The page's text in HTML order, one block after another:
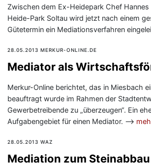
Zwischen dem Ex-Heidepark Chef Hannes
Heide-Park Soltau wird jetzt nach einem
Gütetermin ein Mediationsverfahren
28.05.2013 MERKUR-ONLINE.DE
Mediator als
Merkur-Online berichtet, das in Miesbach
beauftragt wurde im Rahmen der
Gewerbetreibende zu „überzeugen“. Ein
Aufgabengebiet für einen Mediator. —>
28.05.2013 WAZ
Mediation zum